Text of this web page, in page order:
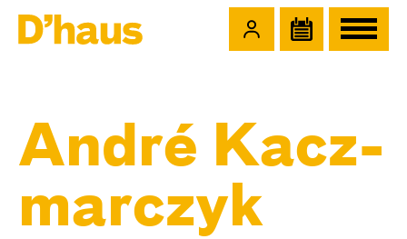
André Kacz­
marc­zyk